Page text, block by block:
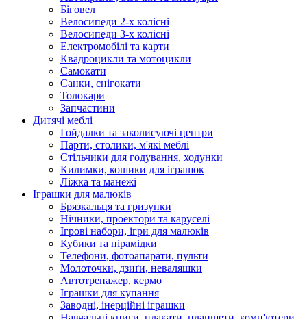
Біговел
Велосипеди 2-х колісні
Велосипеди 3-х колісні
Електромобілі та карти
Квадроцикли та мотоцикли
Самокати
Санки, снігокати
Толокари
Запчастини
Дитячі меблі
Гойдалки та заколисуючі центри
Парти, столики, м'які меблі
Стільчики для годування, ходунки
Килимки, кошики для іграшок
Ліжка та манежі
Іграшки для малюків
Брязкальця та гризунки
Нічники, проектори та каруселі
Ігрові набори, ігри для малюків
Кубики та пірамідки
Телефони, фотоапарати, пульти
Молоточки, дзиґи, неваляшки
Автотренажер, кермо
Іграшки для купання
Заводні, інерційні іграшки